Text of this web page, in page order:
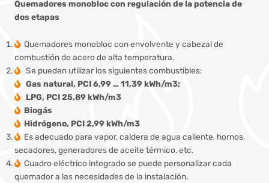
Quemadores monobloc con regulación de la potencia de
dos etapas
Quemadores monobloc con envolvente y cabezal de
combustión de acero de alta temperatura.
Se pueden utilizar los siguientes combustibles:
Gas natural, PCI 6,99 … 11,39 kWh/m3;
LPG, PCI 25,89 kWh/m3
Biogás
Hidrógeno, PCI 2,99 kWh/m3
Es adecuado para vapor, caldera de agua caliente, hornos,
secadores, generadores de aceite térmico, etc.
Cuadro eléctrico integrado se puede personalizar cada
quemador a las necesidades de la instalación.